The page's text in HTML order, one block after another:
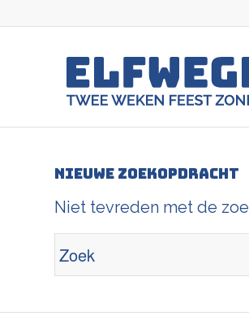
Nieuwe zoekopdracht
Niet tevreden met de